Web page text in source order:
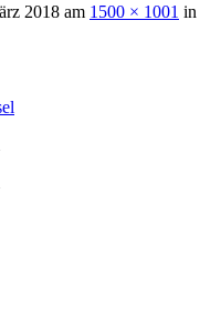
2018 am 1500 × 1001 in